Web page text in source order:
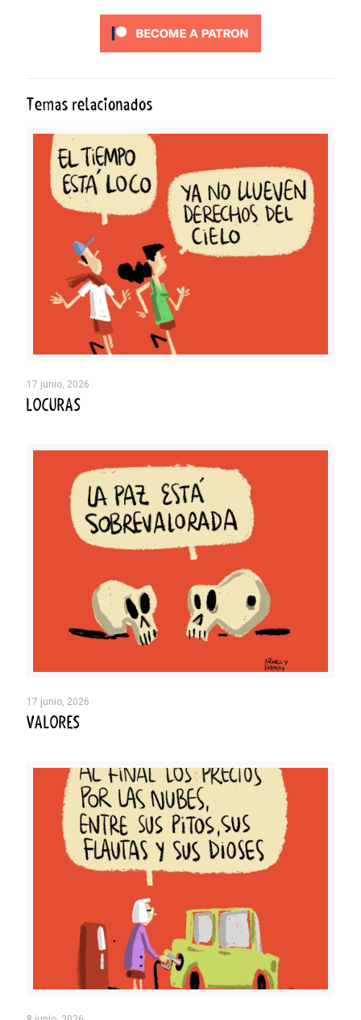
Temas relacionados
17 junio, 2026
LOCURAS
17 junio, 2026
VALORES